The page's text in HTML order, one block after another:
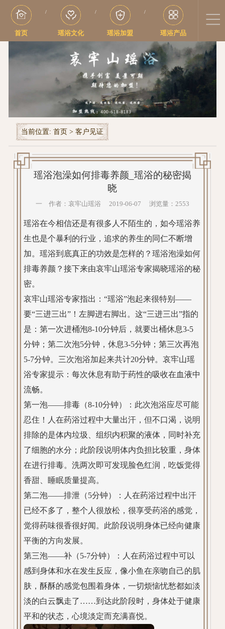
首页
/
瑶浴文化
/
瑶浴加盟
/
瑶浴产品
当前位置: 首页 > 客户见证
瑶浴泡澡如何排毒养颜_瑶浴的秘密揭
晓
一 作者：哀牢山瑶浴 2019-06-07 浏览量：2553
瑶浴在今相信还是有很多人不陌生的，如今瑶浴养
生也是个暴利的行业，追求的养生的同仁不断增
加。瑶浴到底真正的功效是怎样的？瑶浴泡澡如何
排毒养颜？接下来由哀牢山瑶浴专家揭晓瑶浴的秘
密。
哀牢山瑶浴专家指出：“瑶浴”泡起来很特别——
要“三进三出”！左脚进右脚出。这“三进三出”指的
是：第一次进桶泡8-10分钟后，就要出桶休息3-5
分钟；第二次泡5分钟，休息3-5分钟；第三次再泡
5-7分钟。三次泡浴加起来共计20分钟。哀牢山瑶
浴专家提示：每次休息有助于药性的吸收在血液中
流畅。
第一泡——排毒（8-10分钟）：此次泡浴应尽可能
忍住！人在药浴过程中大量出汗，但不口渴，说明
排除的是体内垃圾、组织内积聚的液体，同时补充
了细胞的水分；此阶段说明体内负担比较重，身体
在进行排毒。洗两次即可发现脸色红润，吃饭觉得
香甜、睡眠质量提高。
第二泡——排泄（5分钟）：人在药浴过程中出汗
已经不多了，整个人很放松，很享受药浴的感觉，
觉得药味很香很好闻。此阶段说明身体已经向健康
平衡的方向发展。
第三泡——补（5-7分钟）：人在药浴过程中可以
感到身体和水在发生反应，像小鱼在亲吻自己的肌
肤，酥酥的感觉包围着身体，一切烦恼忧愁都如淡
淡的白云飘走了……到达此阶段时，身体处于健康
平和的状态，心境淡定而充满喜悦。